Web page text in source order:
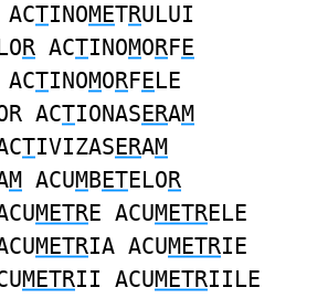
TINOMETRULUI
R ACTINOMORFE
TINOMORFELE
ACTIONASERAM
TIVIZASERAM
M ACUMBETELOR
METRE ACUMETRELE
METRIA ACUMETRIE
METRII ACUMETRIILE